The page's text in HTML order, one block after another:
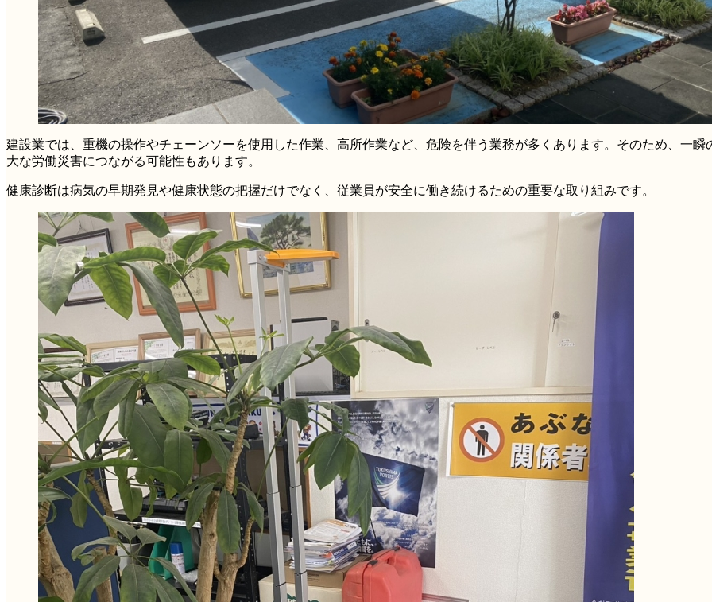
建設業では、重機の操作やチェーンソーを使用した作業、高所作業など、危険を伴う業務が多くあります。そのため、一瞬
大な労働災害につながる可能性もあります。
健康診断は病気の早期発見や健康状態の把握だけでなく、従業員が安全に働き続けるための重要な取り組みです。